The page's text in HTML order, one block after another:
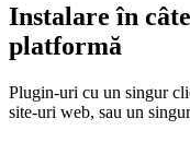
Instalare în
platformă
Plugin-uri cu un singur
site-uri web, sau un